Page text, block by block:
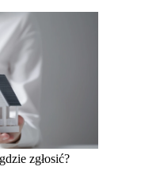
zgłosić?